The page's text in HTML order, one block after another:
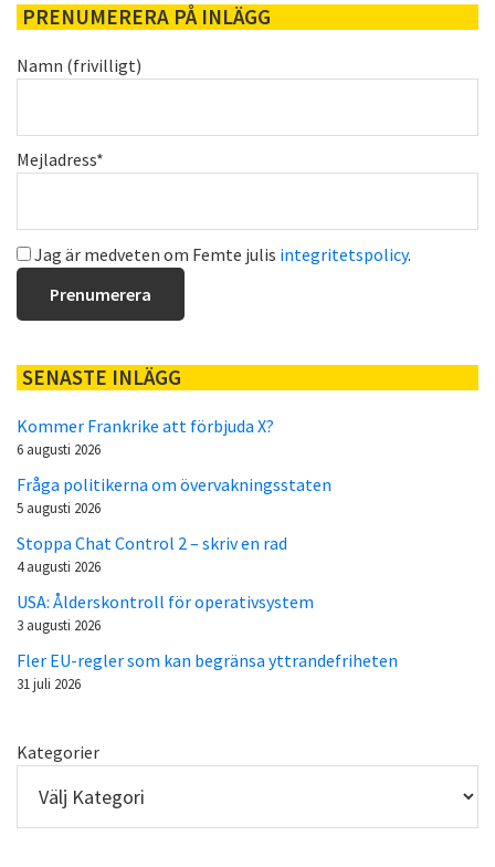
PRENUMERERA PÅ INLÄGG
Namn (frivilligt)
Mejladress*
Jag är medveten om Femte julis integritetspolicy.
SENASTE INLÄGG
Kommer Frankrike att förbjuda X?
6 augusti 2026
Fråga politikerna om övervakningsstaten
5 augusti 2026
Stoppa Chat Control 2 – skriv en rad
4 augusti 2026
USA: Ålderskontroll för operativsystem
3 augusti 2026
Fler EU-regler som kan begränsa yttrandefriheten
31 juli 2026
Kategorier